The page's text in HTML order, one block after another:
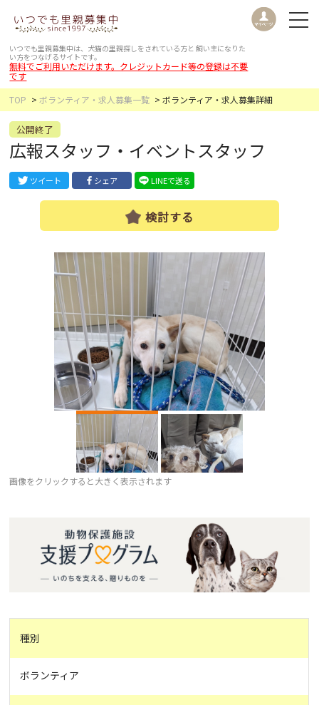
いつでも里親募集中は、犬猫の里親探しをされている方と 飼い主になりた
い方をつなげるサイトです。
無料でご利用いただけます。クレジットカード等の登録は不要
です
TOP
ボランティア・求人募集一覧 ボランティア・求人募集詳細
公開終了
広報スタッフ・イベントスタッフ
ツイート シェア LINEで送る
検討する
画像をクリックすると大きく表示されます
種別
ボランティア